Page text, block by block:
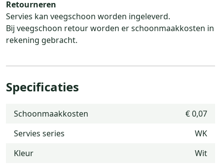
Retourneren
Servies kan veegschoon worden ingeleverd.
Bij veegschoon retour worden er schoonmaakkosten in
rekening gebracht.
Specificaties
Schoonmaakkosten
€ 0,07
Servies series
WK
Kleur
Wit